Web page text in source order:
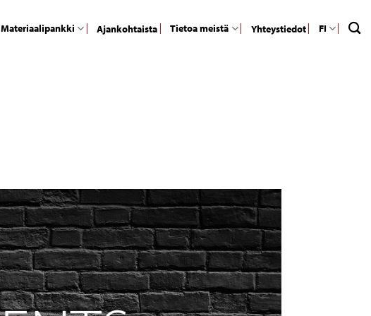
Materiaalipankki Ajankohtaista Tietoa meistä Yhteystiedot FI